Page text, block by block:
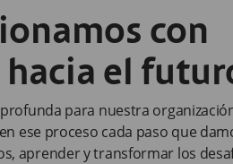
con
el
para nuestra
ese proceso cada paso que
aprender y transformar los